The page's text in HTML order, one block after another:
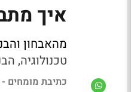
איך
מהאבחון
טכנולוגיה,
כתיבת מומחים